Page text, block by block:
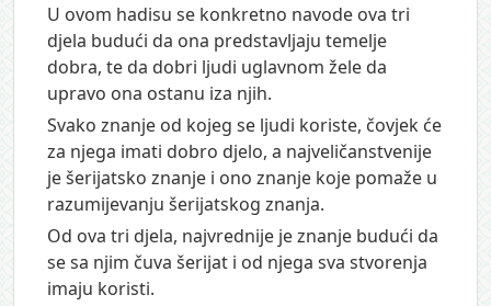
U ovom hadisu se konkretno navode ova tri
djela budući da ona predstavljaju temelje
dobra, te da dobri ljudi uglavnom žele da
upravo ona ostanu iza njih.
Svako znanje od kojeg se ljudi koriste, čovjek će
za njega imati dobro djelo, a najveličanstvenije
je šerijatsko znanje i ono znanje koje pomaže u
razumijevanju šerijatskog znanja.
Od ova tri djela, najvrednije je znanje budući da
se sa njim čuva šerijat i od njega sva stvorenja
imaju koristi.